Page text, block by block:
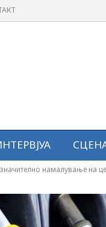
намалување на